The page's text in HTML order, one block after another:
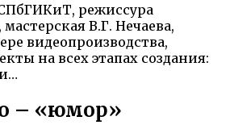
режиссура
В.Г. Нечаева,
видеопроизводства,
на всех этапах создания:
– «юмор»